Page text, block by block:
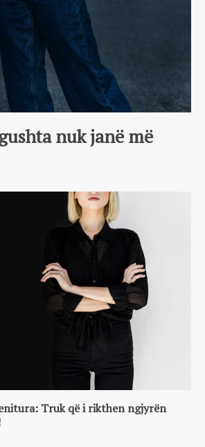
nuk janë më
Truk që i rikthen ngjyrën